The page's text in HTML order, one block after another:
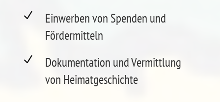
N
Einwerben von Spenden und
Fördermitteln
N
Dokumentation und Vermittlung
von Heimatgeschichte